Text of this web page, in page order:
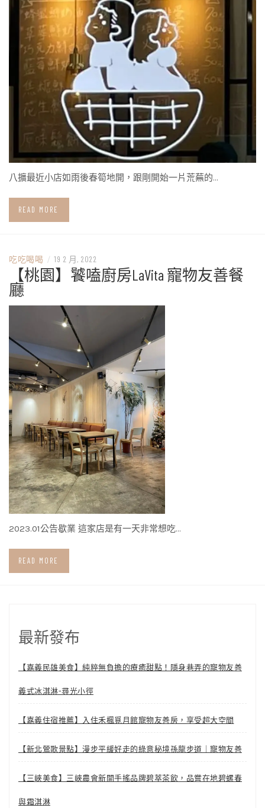
八擴最近小店如雨後春筍地開，跟剛開始一片荒蕪的…
READ MORE
吃吃喝喝 / 19 2 月, 2022
【桃園】饕嗑廚房LaVita 寵物友善餐
廳
2023.01公告歇業 這家店是有一天非常想吃…
READ MORE
最新發布
【嘉義民雄美食】純粹無負擔的療癒甜點！隱身巷弄的寵物友善
義式冰淇淋-尋光小徑
【嘉義住宿推薦】入住禾楓覓月館寵物友善房，享受超大空間
【新北鶯歌景點】漫步平緩好走的綠意秘境孫龍步道｜寵物友善
【三峽美食】三峽農會新開手搖品牌碧萃茶飲，品嘗在地碧螺春
與霜淇淋